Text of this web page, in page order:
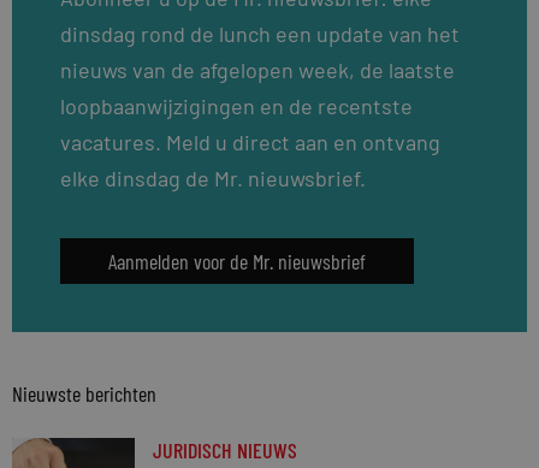
dinsdag rond de lunch een update van het
nieuws van de afgelopen week, de laatste
loopbaanwijzigingen en de recentste
vacatures. Meld u direct aan en ontvang
elke dinsdag de Mr. nieuwsbrief.
Aanmelden voor de Mr. nieuwsbrief
Nieuwste berichten
JURIDISCH NIEUWS